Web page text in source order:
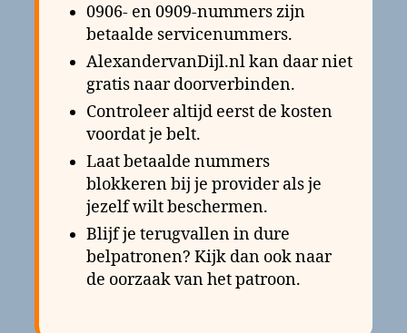
0906- en 0909-nummers zijn
betaalde servicenummers.
AlexandervanDijl.nl kan daar niet
gratis naar doorverbinden.
Controleer altijd eerst de kosten
voordat je belt.
Laat betaalde nummers
blokkeren bij je provider als je
jezelf wilt beschermen.
Blijf je terugvallen in dure
belpatronen? Kijk dan ook naar
de oorzaak van het patroon.